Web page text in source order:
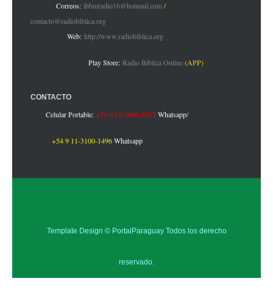
Correos: ibbmradio16@hotmail.com/
contacto@radiobiblica.org
Web: http://www.radiobiblica.org
Play Store: Radio Biblica Online(APP)
CONTACTO
Celular Portable:+54 9 11-3660-8613 Whatsapp/
+54 9 11-3100-1496Whatsapp
Template Design © PortalParaguayTodos los derecho
reservado.